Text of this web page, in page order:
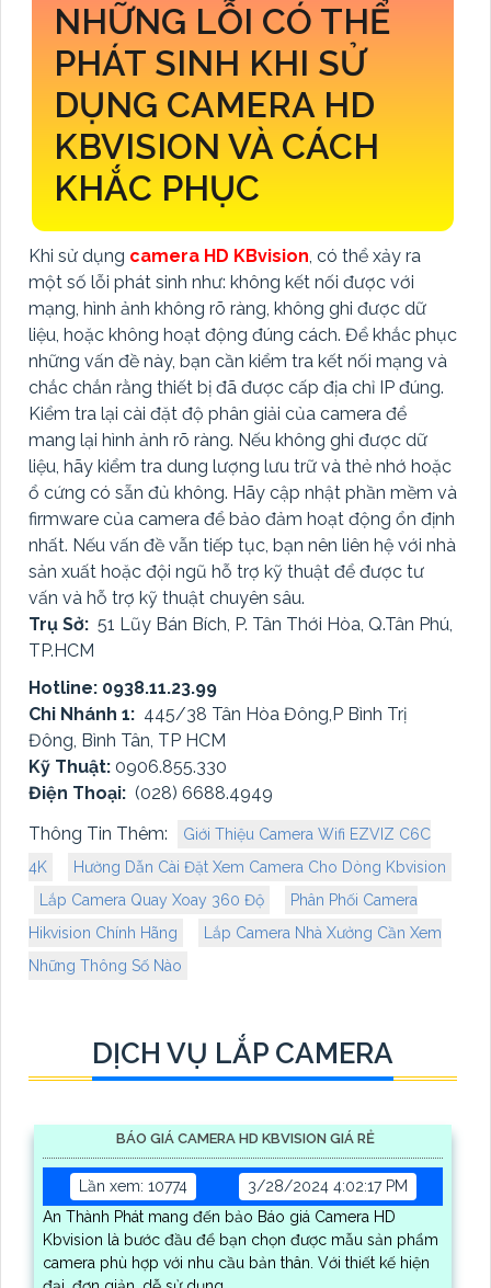
NHỮNG LỖI CÓ THỂ
PHÁT SINH KHI SỬ
DỤNG CAMERA HD
KBVISION VÀ CÁCH
KHẮC PHỤC
Khi sử dụng camera HD KBvision, có thể xảy ra
một số lỗi phát sinh như: không kết nối được với
mạng, hình ảnh không rõ ràng, không ghi được dữ
liệu, hoặc không hoạt động đúng cách. Để khắc phục
những vấn đề này, bạn cần kiểm tra kết nối mạng và
chắc chắn rằng thiết bị đã được cấp địa chỉ IP đúng.
Kiểm tra lại cài đặt độ phân giải của camera để
mang lại hình ảnh rõ ràng. Nếu không ghi được dữ
liệu, hãy kiểm tra dung lượng lưu trữ và thẻ nhớ hoặc
ổ cứng có sẵn đủ không. Hãy cập nhật phần mềm và
firmware của camera để bảo đảm hoạt động ổn định
nhất. Nếu vấn đề vẫn tiếp tục, bạn nên liên hệ với nhà
sản xuất hoặc đội ngũ hỗ trợ kỹ thuật để được tư
vấn và hỗ trợ kỹ thuật chuyên sâu.
Trụ Sở: 51 Lũy Bán Bích, P. Tân Thới Hòa, Q.Tân Phú,
TP.HCM
Hotline: 0938.11.23.99
Chi Nhánh 1: 445/38 Tân Hòa Đông,P Bình Trị
Đông, Bình Tân, TP HCM
Kỹ Thuật: 0906.855.330
Điện Thoại: (028) 6688.4949
Thông Tin Thêm:
Giới Thiệu Camera Wifi EZVIZ C6C
4K
Hường Dẫn Cài Đặt Xem Camera Cho Dòng Kbvision
Lắp Camera Quay Xoay 360 Độ
Phân Phối Camera
Hikvision Chính Hãng
Lắp Camera Nhà Xưởng Cần Xem
Những Thông Số Nào
DỊCH VỤ LẮP CAMERA
BÁO GIÁ CAMERA HD KBVISION GIÁ RẺ
Lần xem: 10774
3/28/2024 4:02:17 PM
An Thành Phát mang đến bảo Báo giá Camera HD
Kbvision là bước đầu để bạn chọn được mẫu sản phẩm
camera phù hợp với nhu cầu bản thân. Với thiết kế hiện